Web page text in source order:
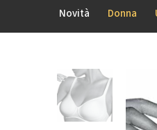
Novità Donna